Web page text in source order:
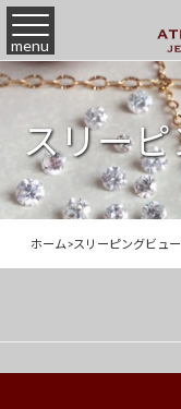
menu
スリー
ホーム>スリーピングビュ